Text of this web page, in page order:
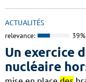
ACTUALITÉS
relevance: 39%
Un exercice
nucléaire